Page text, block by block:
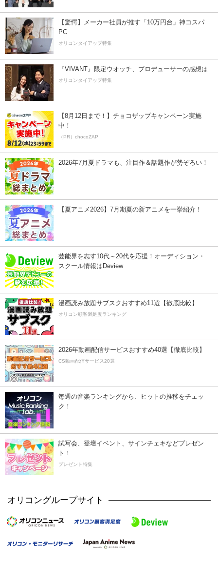
【驚愕】メーカー社員が推す「10万円台」神コスパ
PC
オリコンタイアップ特集
『VIVANT』限定ウオッチ、プロデューサーの感想は
オリコンタイアップ特集
【8月12日まで！】チョコザップキャンペーン実施
中！
（PR）chocoZAP
2026年7月夏ドラマも、注目作＆話題作が勢ぞろい！
【夏アニメ2026】7月期夏の新アニメを一挙紹介！
芸能界を志す10代～20代を応援！オーディション・
スクール情報はDeview
漫画読み放題サブスクおすすめ11選【徹底比較】
オリコン顧客満足度ランキング
2026年動画配信サービスおすすめ40選【徹底比較】
CS動画配信サービス20選
毎週の音楽ランキングから、ヒットの推移をチェッ
ク！
試写会、登壇イベント、サインチェキなどプレゼン
ト！
プレゼント特集
オリコングループサイト